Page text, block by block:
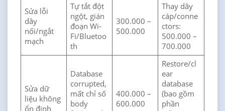
Sửa lỗi
dây
nối/ngắt
mạch
Tự tắt đột
ngột, gián
đoạn Wi-
Fi/Bluetoo
th
300.000 –
500.000
Thay dây
cáp/conne
ctors:
500.000 –
700.000
Sửa dữ
liệu không
ổn định
Database
corrupted,
mất chỉ số
body
400.000 –
600.000
Restore/cl
ear
database
(bao gồm
phần